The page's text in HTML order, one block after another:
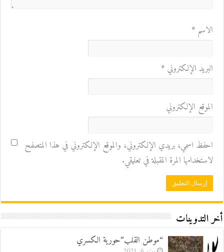
الاسم*
البريد الإلكتروني*
الموقع الإلكتروني
احفظ اسمي، بريدي الإلكتروني، والموقع الإلكتروني في هذا المتصفح
لاستخدامها المرة المقبلة في تعليقي.
أخر التدوينات
“موطن القلب”حورية الكسري